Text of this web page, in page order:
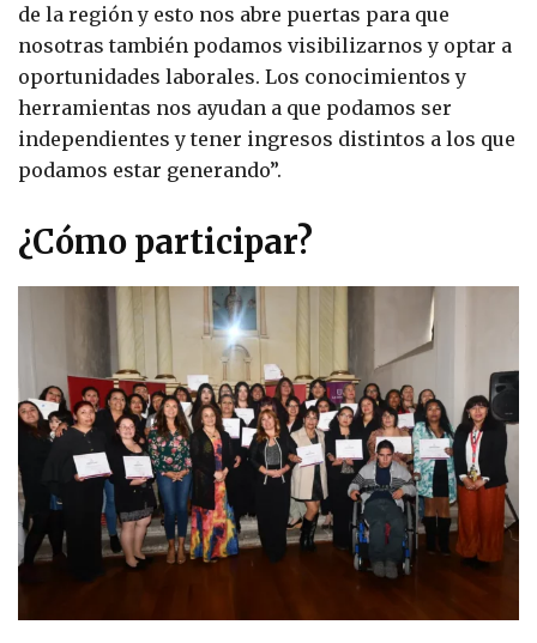
de la región y esto nos abre puertas para que
nosotras también podamos visibilizarnos y optar a
oportunidades laborales. Los conocimientos y
herramientas nos ayudan a que podamos ser
independientes y tener ingresos distintos a los que
podamos estar generando”.
¿Cómo participar?